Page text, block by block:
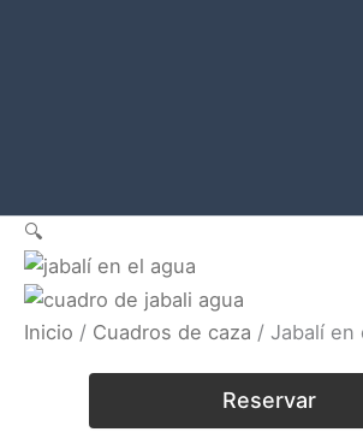
🔍
Inicio / Cuadros de caza / Jabalí en
Reservar